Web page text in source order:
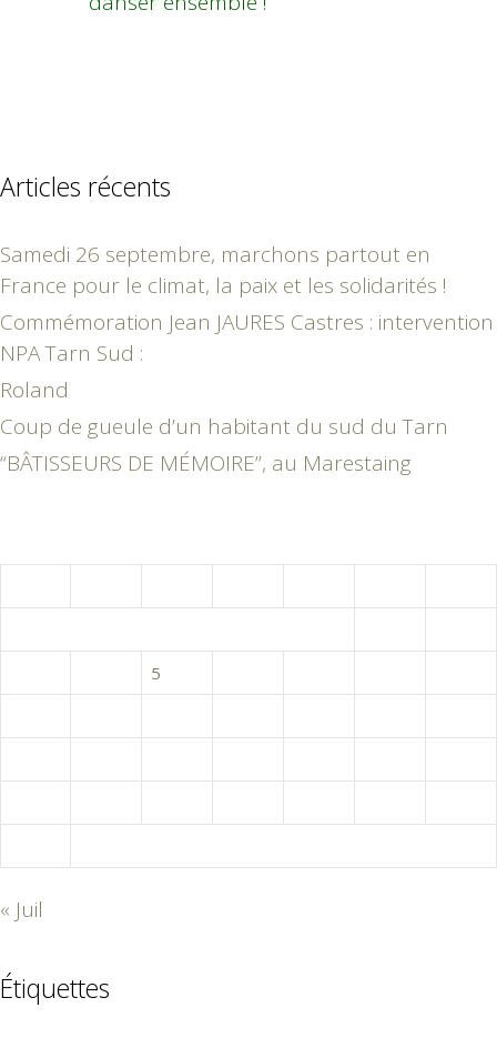
Articles récents
Samedi 26 septembre, marchons partout en
France pour le climat, la paix et les solidarités !
Commémoration Jean JAURES Castres : intervention
NPA Tarn Sud :
Roland
Coup de gueule d’un habitant du sud du Tarn
“BÂTISSEURS DE MÉMOIRE”, au Marestaing
5
« Juil
Étiquettes